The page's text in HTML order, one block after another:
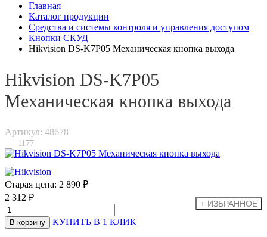
Главная
Каталог продукции
Средства и системы контроля и управления доступом
Кнопки СКУД
Hikvision DS-K7P05 Механическая кнопка выхода
Hikvision DS-K7P05
Механическая кнопка выхода
Артикул: 48678
1177
Старая цена: 2 890 ₽
2 312 ₽
КУПИТЬ В 1 КЛИК